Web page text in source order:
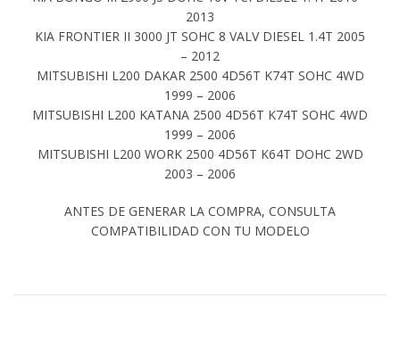
2013
KIA FRONTIER II 3000 JT SOHC 8 VALV DIESEL 1.4T 2005
– 2012
MITSUBISHI L200 DAKAR 2500 4D56T K74T SOHC 4WD
1999 – 2006
MITSUBISHI L200 KATANA 2500 4D56T K74T SOHC 4WD
1999 – 2006
MITSUBISHI L200 WORK 2500 4D56T K64T DOHC 2WD
2003 – 2006
ANTES DE GENERAR LA COMPRA, CONSULTA
COMPATIBILIDAD CON TU MODELO